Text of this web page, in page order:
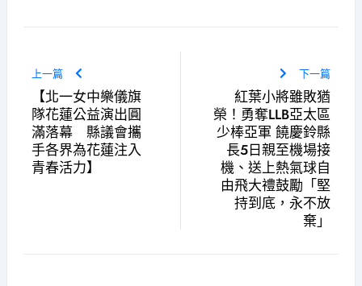
上一篇
【北一女中樂儀旗
隊花蓮公益演出圓
滿落幕 縣議會攜
手各界為花蓮注入
青春活力】
下一篇
紅葉小將雖敗猶
榮！勇奪LLB亞太區
少棒亞軍 饒慶鈴縣
長5日親至機場接
機、送上熱氣球自
由飛大禮鼓勵「堅
持到底，永不放
棄」